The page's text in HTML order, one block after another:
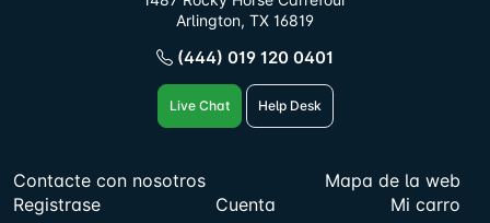
Arlington, TX 16819
(444) 019 120 0401
Live Chat Help Desk
Contacte con nosotros
Mapa de la web
Registrase
Cuenta Mi carro